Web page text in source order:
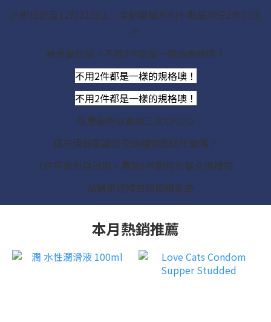
🎉即日起至12月31日止，全館愛貓系列不限品項任2件75折
🎉
最重要的是，不用2件都是一樣的規格噢！
不用2件都是一樣的規格噢！
不用2件都是一樣的規格噢！
很重要所以要說三次😏😏😏
還在煩惱聖誕節交換禮物要送什麼嗎？
1件平面型自己用，再加1件顆粒型當交換禮物
一站購足送禮自用兩相宜🎁
本月熱銷推薦